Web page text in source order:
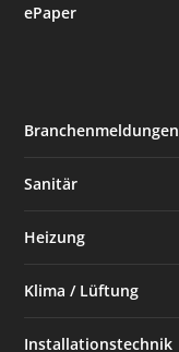
ePaper
Branchenmeldungen
Sanitär
Heizung
Klima / Lüftung
Installationstechnik